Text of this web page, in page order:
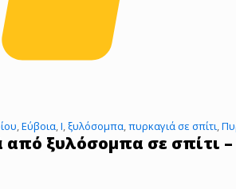
,Εύβοια,Ι,ξυλόσομπα,πυρκαγιά σε σπίτι,
από ξυλόσομπα σε σπίτι